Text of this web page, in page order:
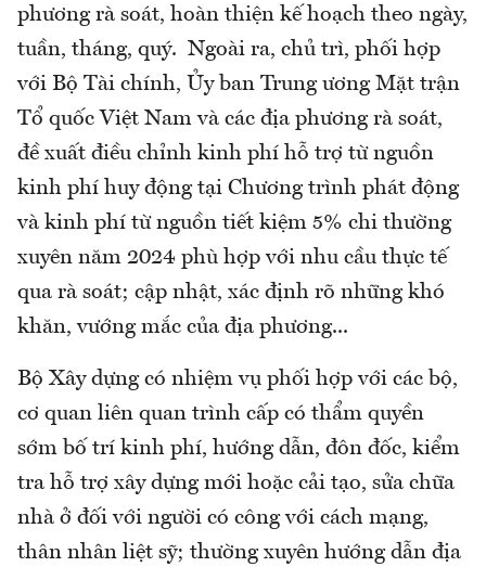
phương rà soát, hoàn thiện kế hoạch theo ngày,
tuần, tháng, quý. Ngoài ra, chủ trì, phối hợp
với Bộ Tài chính, Ủy ban Trung ương Mặt trận
Tổ quốc Việt Nam và các địa phương rà soát,
đề xuất điều chỉnh kinh phí hỗ trợ từ nguồn
kinh phí huy động tại Chương trình phát động
và kinh phí từ nguồn tiết kiệm 5% chi thường
xuyên năm 2024 phù hợp với nhu cầu thực tế
qua rà soát; cập nhật, xác định rõ những khó
khăn, vướng mắc của địa phương...
Bộ Xây dựng có nhiệm vụ phối hợp với các bộ,
cơ quan liên quan trình cấp có thẩm quyền
sớm bố trí kinh phí, hướng dẫn, đôn đốc, kiểm
tra hỗ trợ xây dựng mới hoặc cải tạo, sửa chữa
nhà ở đối với người có công với cách mạng,
thân nhân liệt sỹ; thường xuyên hướng dẫn địa